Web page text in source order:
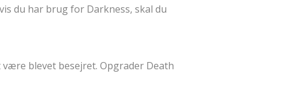
du har brug for Darkness, skal du
blevet besejret. Opgrader Death